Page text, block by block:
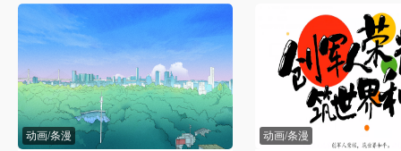
动画/条漫 动画/条漫